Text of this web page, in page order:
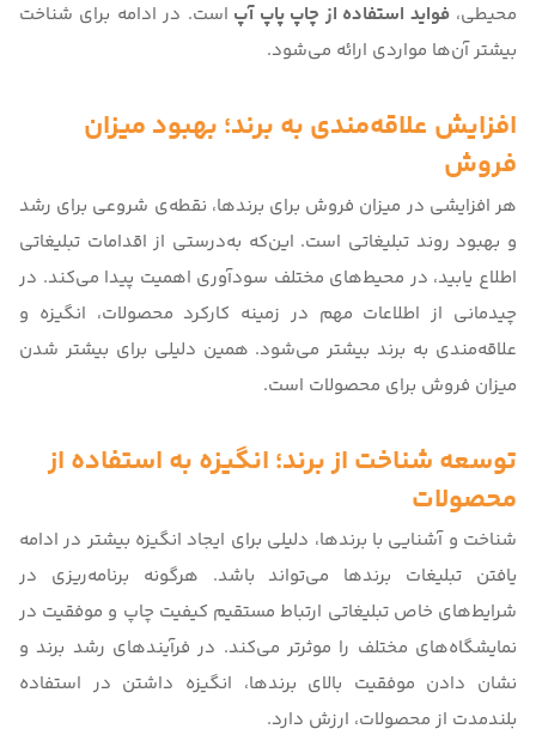
محیطی،فواید استفاده از چاپ پاپ آپ است. در ادامه برای شناخت
بیشتر آن‌ها مواردی ارائه می‌شود.
افزایش علاقه‌مندی به برند؛ بهبود میزان
فروش
هر افزایشی در میزان فروش برای برندها، نقطه‌ی شروعی برای رشد
و بهبود روند تبلیغاتی است. این‌که به‌‌درستی از اقدامات تبلیغاتی
اطلاع یابید، در محیط‌های مختلف سودآوری اهمیت پیدا می‌کند. در
چیدمانی از اطلاعات مهم در زمینه کارکرد محصولات، انگیزه و
علاقه‌مندی به برند بیشتر می‌شود. همین دلیلی برای بیشتر شدن
میزان فروش برای محصولات است.
توسعه شناخت از برند؛ انگیزه به استفاده از
محصولات
شناخت و آشنایی با برندها، دلیلی برای ایجاد انگیزه بیشتر در ادامه
یافتن تبلیغات برندها می‌تواند باشد. هرگونه برنامه‌ریزی در
شرایط‌های خاص تبلیغاتی ارتباط مستقیم کیفیت چاپ و موفقیت در
نمایشگاه‌های مختلف را موثرتر می‌کند. در فرآیندهای رشد برند و
نشان دادن موفقیت بالای برندها، انگیزه داشتن در استفاده
بلندمدت از محصولات، ارزش دارد.